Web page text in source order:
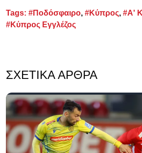
Tags: #Ποδόσφαιρο, #Κύπρος, #Α'
#Κύπρος Εγγλέζος
ΣΧΕΤΙΚΆ ΆΡΘΡΑ